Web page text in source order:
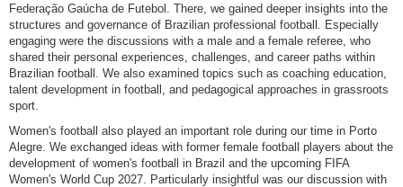
Federação Gaúcha de Futebol. There, we gained deeper insights into the
structures and governance of Brazilian professional football. Especially
engaging were the discussions with a male and a female referee, who
shared their personal experiences, challenges, and career paths within
Brazilian football. We also examined topics such as coaching education,
talent development in football, and pedagogical approaches in grassroots
sport.
Women's football also played an important role during our time in Porto
Alegre. We exchanged ideas with former female football players about the
development of women's football in Brazil and the upcoming FIFA
Women's World Cup 2027. Particularly insightful was our discussion with